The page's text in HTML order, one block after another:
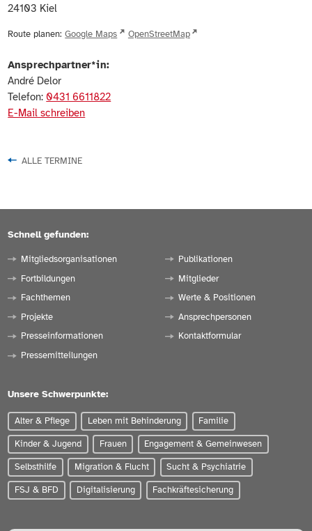
24103 Kiel
Route planen: Google Maps OpenStreetMap
Ansprechpartner*in:
André Delor
Telefon: 0431 6611822
E-Mail schreiben
ALLE TERMINE
Schnell gefunden:
Mitgliedsorganisationen
Fortbildungen
Fachthemen
Projekte
Presseinformationen
Pressemitteilungen
Publikationen
Mitglieder
Werte & Positionen
Ansprechpersonen
Kontaktformular
Unsere Schwerpunkte:
Alter & Pflege Leben mit Behinderung Familie
Kinder & Jugend Frauen Engagement & Gemeinwesen
Selbsthilfe Migration & Flucht Sucht & Psychiatrie
FSJ & BFD Digitalisierung Fachkräftesicherung